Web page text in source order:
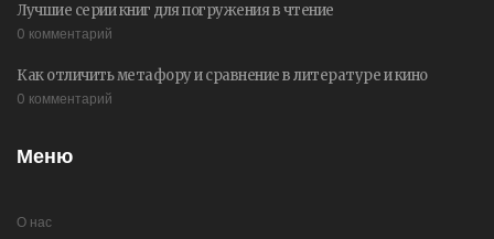
Лучшие серии книг для погружения в чтение
0 комментарий
Как отличить метафору и сравнение в литературе и кино
0 комментарий
Меню
О нас